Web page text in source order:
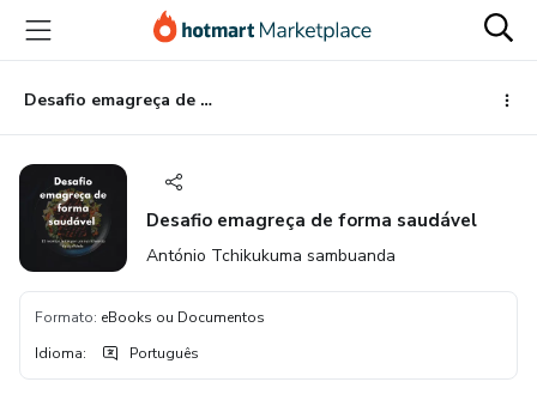
para
conteúdo
principal
para
pagamento
para
rodapé
Desafio emagreça de forma saudável
Desafio emagreça de forma saudável
António Tchikukuma sambuanda
Formato: eBooks ou Documentos
Idioma: Português